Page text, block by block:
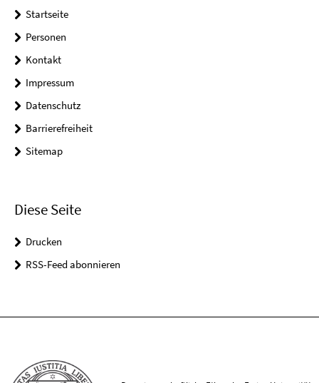
Startseite
Personen
Kontakt
Impressum
Datenschutz
Barrierefreiheit
Sitemap
Diese Seite
Drucken
RSS-Feed abonnieren